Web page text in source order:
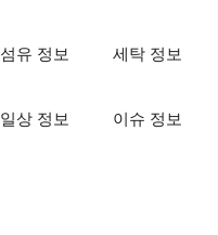
섬유 정보 세탁 정보
일상 정보 이슈 정보